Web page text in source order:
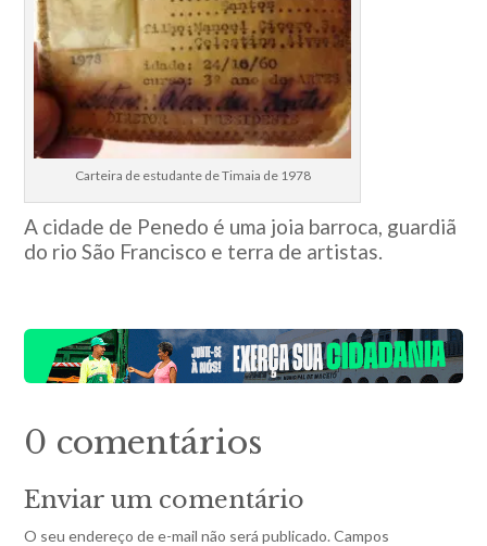
Carteira de estudante de Timaia de 1978
A cidade de Penedo é uma joia barroca, guardiã
do rio São Francisco e terra de artistas.
0 comentários
Enviar um comentário
O seu endereço de e-mail não será publicado. Campos